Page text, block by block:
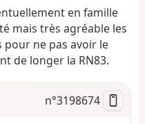
i
i
o
en famille
mais très agréable les
pour ne pas avoir le
de longer la RN83.
n°3198674